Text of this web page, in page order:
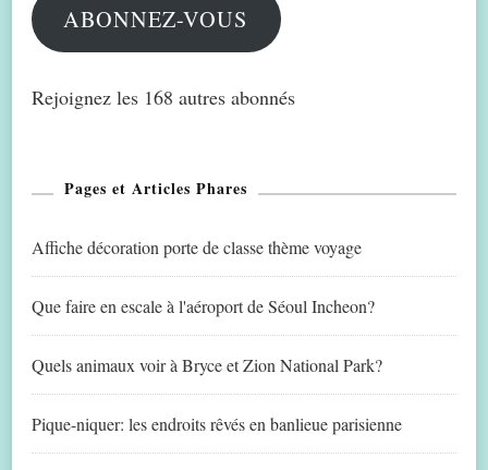
ABONNEZ-VOUS
Rejoignez les 168 autres abonnés
Pages et Articles Phares
Affiche décoration porte de classe thème voyage
Que faire en escale à l'aéroport de Séoul Incheon?
Quels animaux voir à Bryce et Zion National Park?
Pique-niquer: les endroits rêvés en banlieue parisienne